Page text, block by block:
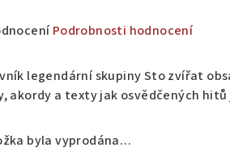
Podrobnosti hodnocení
legendární skupiny Sto zvířat
akordy a texty jak osvědčených hitů
byla vyprodána…